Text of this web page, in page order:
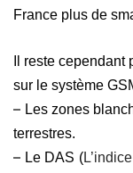
France plus de
l reste cependant
sur le système
– Les zones
terrestres.
– Le DAS (